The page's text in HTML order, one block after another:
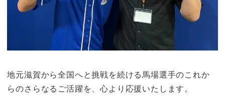
地元滋賀から全国へと挑戦を続ける馬場選手のこれか
らのさらなるご活躍を、心より応援いたします。